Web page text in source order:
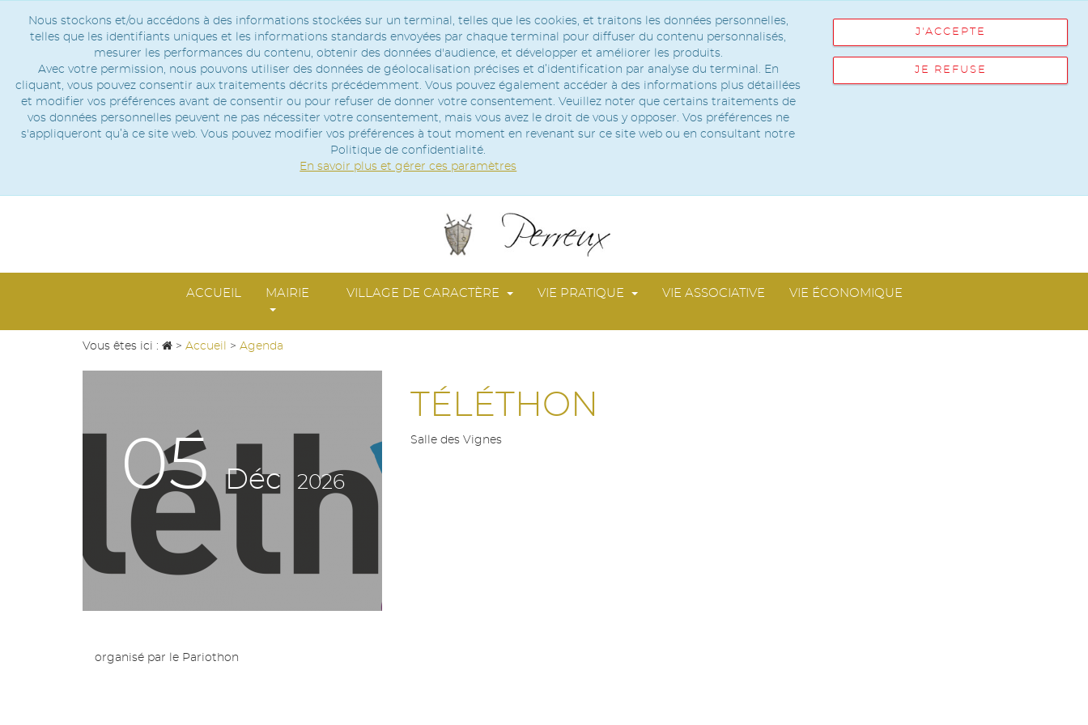
Nous stockons et/ou accédons à des informations stockées sur un terminal, telles que les cookies, et traitons les données personnelles,
telles que les identifiants uniques et les informations standards envoyées par chaque terminal pour diffuser du contenu personnalisés,
mesurer les performances du contenu, obtenir des données d'audience, et développer et améliorer les produits.
Avec votre permission, nous pouvons utiliser des données de géolocalisation précises et d’identification par analyse du terminal. En
cliquant, vous pouvez consentir aux traitements décrits précédemment. Vous pouvez également accéder à des informations plus détaillées
et modifier vos préférences avant de consentir ou pour refuser de donner votre consentement. Veuillez noter que certains traitements de
vos données personnelles peuvent ne pas nécessiter votre consentement, mais vous avez le droit de vous y opposer. Vos préférences ne
s'appliqueront qu’à ce site web. Vous pouvez modifier vos préférences à tout moment en revenant sur ce site web ou en consultant notre
Politique de confidentialité.
En savoir plus et gérer ces paramètres
J'ACCEPTE
JE REFUSE
ACCUEIL MAIRIE VILLAGE DE CARACTÈRE VIE PRATIQUE VIE ASSOCIATIVE VIE ÉCONOMIQUE
Vous êtes ici : > Accueil > Agenda
05 Déc 2026
TÉLÉTHON
Salle des Vignes
organisé par le Pariothon